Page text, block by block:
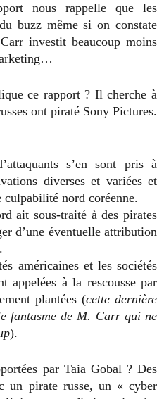
nous rappelle que les
buzz même si on constate
investit beaucoup moins
ce rapport ? Il cherche à
ont piraté Sony Pictures.
s’en sont pris à
diverses et variées et
culpabilité nord coréenne.
ait sous-traité à des pirates
d’une éventuelle attribution
américaines et les sociétés
appelées à la rescousse par
plantées (cette dernière
fantasme de M. Carr qui ne
).
par Taia Gobal ? Des
un pirate russe, un « cyber